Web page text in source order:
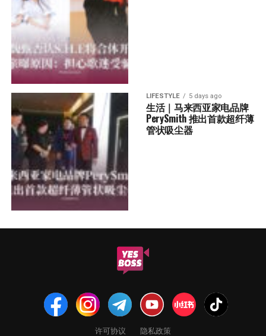
LIFESTYLE 5 days ago
生活｜马来西亚家电品牌
PerySmith 推出首款超纤薄
管状吸尘器
许可协议 隐私政策